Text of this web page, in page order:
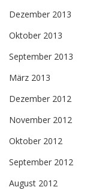
Dezember 2013
Oktober 2013
September 2013
März 2013
Dezember 2012
November 2012
Oktober 2012
September 2012
August 2012